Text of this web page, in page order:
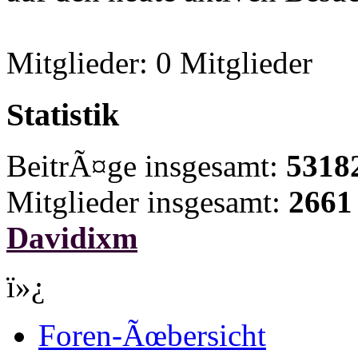
Mitglieder: 0 Mitglieder
Statistik
BeitrÃ¤ge insgesamt:
Mitglieder insgesamt: 2661
Davidixm
ï»¿
Foren-Ãœbersicht